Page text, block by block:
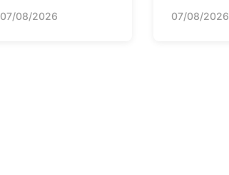
07/08/2026 07/08/2026